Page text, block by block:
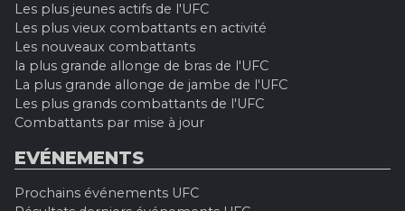
Les plus jeunes actifs de l'UFC
Les plus vieux combattants en activité
Les nouveaux combattants
la plus grande allonge de bras de l'UFC
La plus grande allonge de jambe de l'UFC
Les plus grands combattants de l'UFC
Combattants par mise à jour
EVÉNEMENTS
Prochains événements UFC